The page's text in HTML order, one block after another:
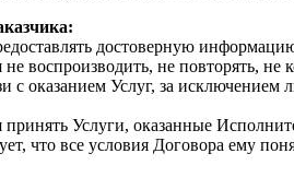
достоверную
не воспроизводить, не повторять,
с оказанием Услуг, за исключением
принять Услуги, оказанные
что все условия Договора ему